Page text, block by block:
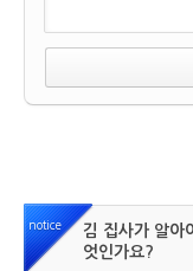
notice
김 집사가 알아
엇인가요?